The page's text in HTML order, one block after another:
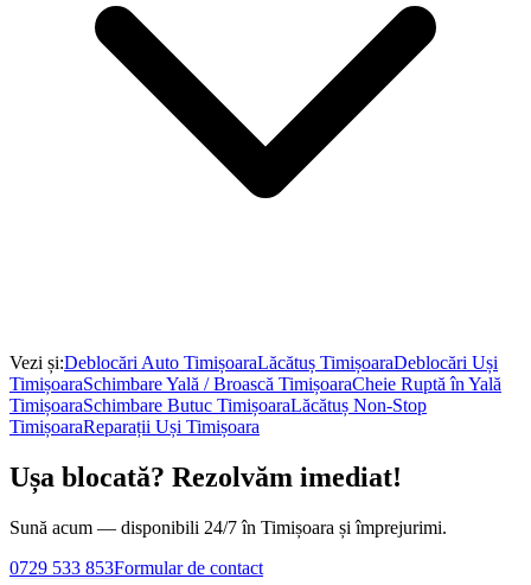
Vezi și:Deblocări Auto TimișoaraLăcătuș TimișoaraDeblocări Uși
TimișoaraSchimbare Yală / Broască TimișoaraCheie Ruptă în Yală
TimișoaraSchimbare Butuc TimișoaraLăcătuș Non-Stop
TimișoaraReparații Uși Timișoara
Ușa blocată? Rezolvăm imediat!
Sună acum — disponibili 24/7 în Timișoara și împrejurimi.
0729 533 853Formular de contact